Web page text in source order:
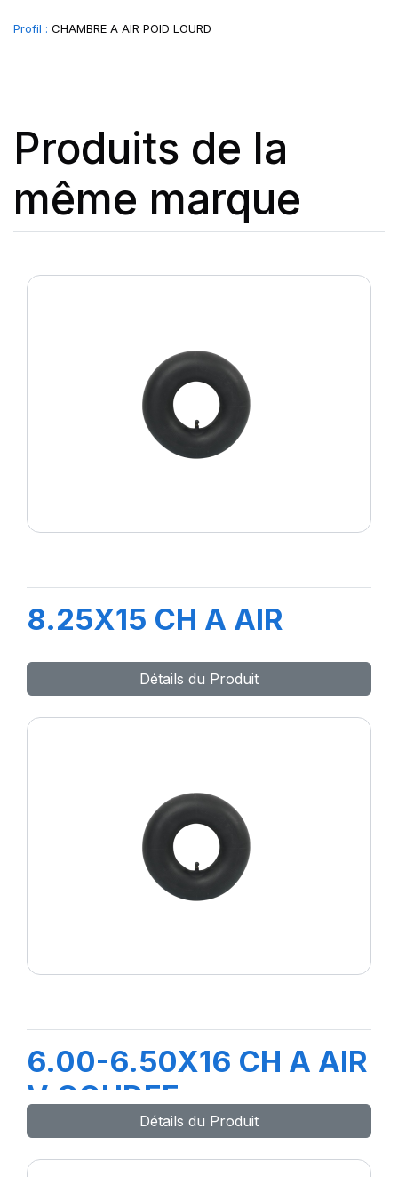
Profil : CHAMBRE A AIR POID LOURD
Produits de la
même marque
8.25X15 CH A AIR
Détails du Produit
6.00-6.50X16 CH A AIR
V COUDEE
Détails du Produit